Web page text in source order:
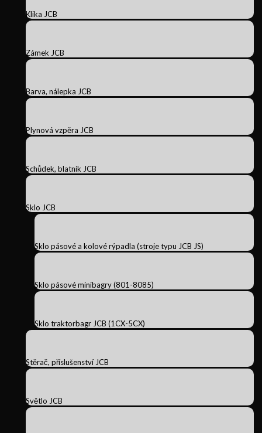
Klika JCB
Zámek JCB
Barva, nálepka JCB
Plynová vzpěra JCB
Schůdek, blatník JCB
Sklo JCB
Sklo pásové a kolové rýpadla (stroje typu JCB JS)
Sklo pásové minibagry (801-8085)
Sklo traktorbagr JCB (1CX-5CX)
Stěrač, příslušenství JCB
Světlo JCB